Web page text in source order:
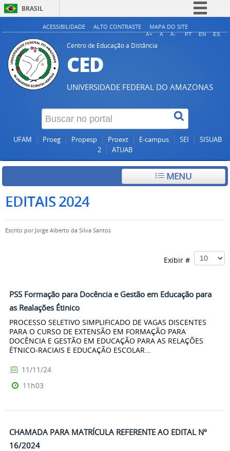
BRASIL
Simplifique!
Comunica BR
Legislação
Canais
ACESSIBILIDADE ALTO CONTRASTE MAPA DO SITE
A+ A A- PT EN ES
Centro de Educação a Distância
CED
UNIVERSIDADE FEDERAL DO AMAZONAS
UFAM Proeg Propesp Proext E-campus SEI
SISUAB
2
ATUAB
MENU
EDITAIS 2024
Escrito por Jorge Alberto da Silva Santos
Exibir #
PSS Formação para Docência e Gestão em Educação para
as Realações Étinico
PROCESSO SELETIVO SIMPLIFICADO DE VAGAS DISCENTES
PARA O CURSO DE EXTENSÃO EM FORMAÇÃO PARA
DOCÊNCIA E GESTÃO EM EDUCAÇÃO PARA AS RELAÇÕES
ÉTNICO-RACIAIS E EDUCAÇÃO ESCOLAR...
11/11/24
11h03
CHAMADA PARA MATRÍCULA REFERENTE AO EDITAL Nº
16/2024